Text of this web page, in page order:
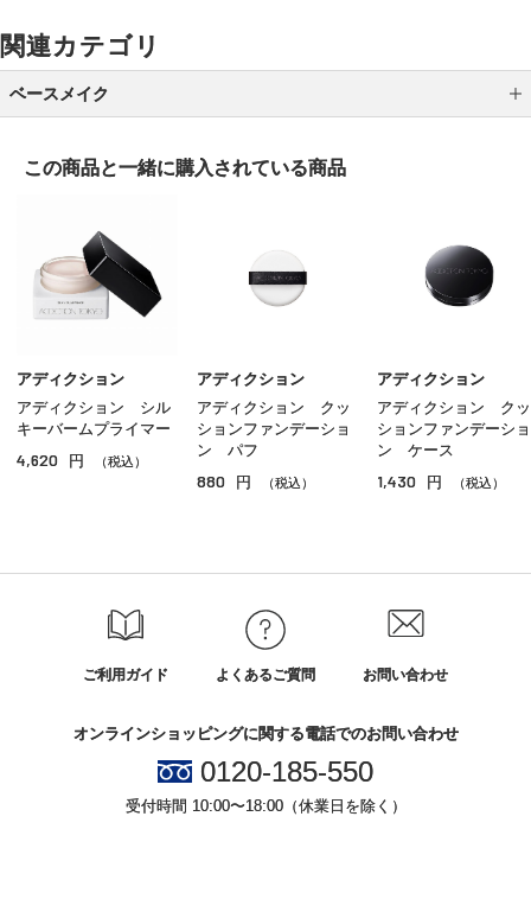
関連カテゴリ
ベースメイク
クッションファンデーション
クリームファンデーション
リキッドファンデーション
パウダー
ＢＢ／ＣＣクリーム
コンシーラー
この商品と一緒に購入されている商品
アディクション
アディクション シル
キーバームプライマー
4,620 円 （税込）
アディクション
アディクション クッ
ションファンデーショ
ン パフ
880 円 （税込）
アディクション
アディクション クッ
ションファンデーショ
ン ケース
1,430 円 （税込）
ご利用ガイド よくあるご質問 お問い合わせ
オンラインショッピングに関する電話でのお問い合わせ
0120-185-550
受付時間 10:00〜18:00（休業日を除く）